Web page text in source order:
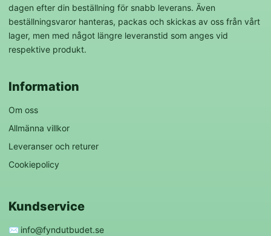
dagen efter din beställning för snabb leverans. Även
beställningsvaror hanteras, packas och skickas av oss från vårt
lager, men med något längre leveranstid som anges vid
respektive produkt.
Information
Om oss
Allmänna villkor
Leveranser och returer
Cookiepolicy
Kundservice
✉️ info@fyndutbudet.se